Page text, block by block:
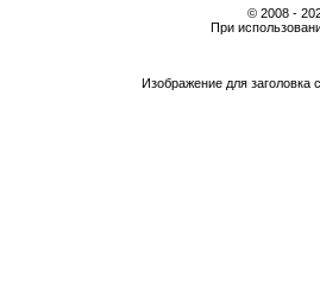
© 2008 -
При
Изображение для